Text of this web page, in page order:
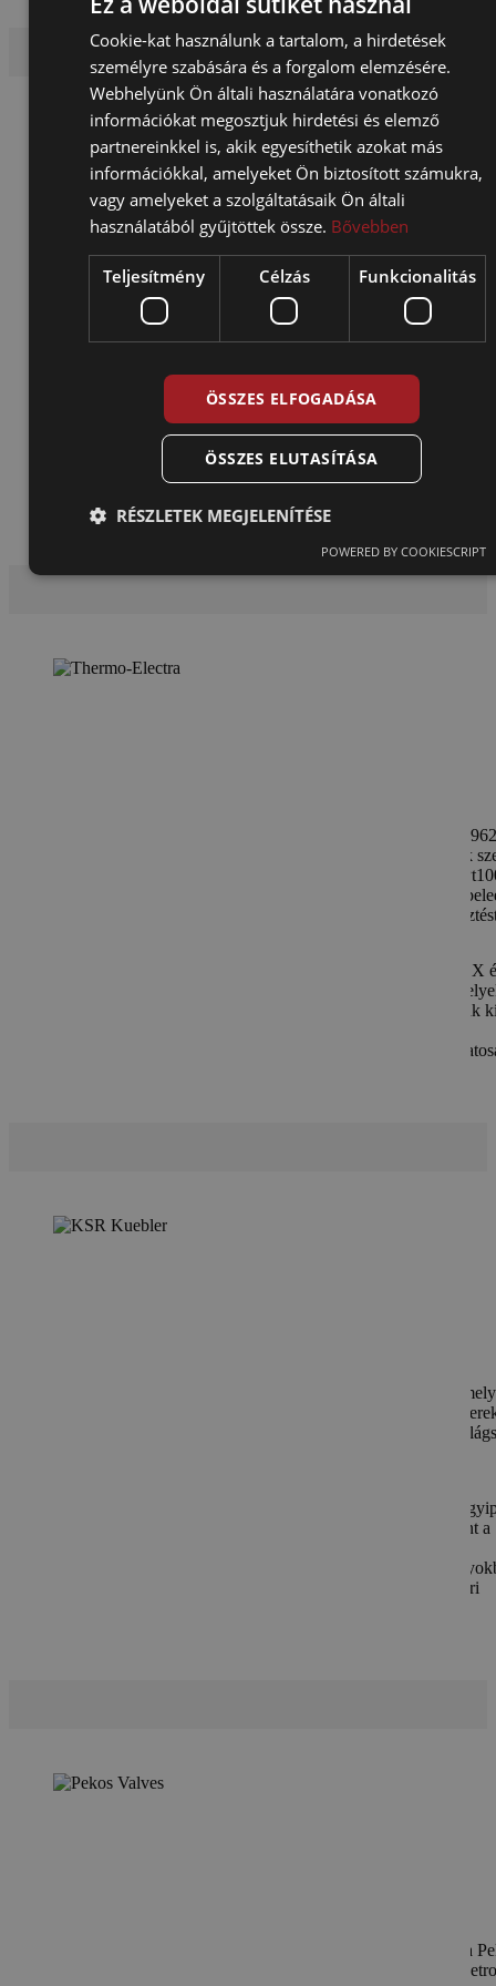
XOMOX
Az XOMOX gömbcsapok, pillangószelepek, kúposcsapok
pneumatikus működtetők terén kínál kiváló minőségű
Az 1956-ban alapított gyár első, és azóta is népszerű
Az évek során kínálatuk bővült felső kategóriás kétszeresen
háromszorosan excentrikus pillangószelepekkel,
teflon bevonatos szerelvényekkel. Ezek a megoldások
teljesítményt és megbízhatóságot nyújtanak különböző ipari
A Thermo-Electra egy független holland gyártó, amely
tervez és gyárt hőmérséklet-érzékelőket speciális igények
cég termékkínálata magában foglalja a termopárokat és
érzékelőket, amelyek számos iparágban alkalmazhatók,
a vegyipart, az olaj- és gázipart, valamint a kutatás-
A Thermo-Electra termékei között megtalálhatók az ATEX
IECEx tanúsítvánnyal rendelkező érzékelők veszélyes
valamint egyedi igényekre szabott megoldások. Az általuk
megbízhatóságukkal tűnnek ki, és széles körben
A KSR Kuebler szintmérő eszközöket gyártó vállalat,
folyamatipar számára biztosít megbízható és precíz
1962-ben alapított cég azóta a WIKA csoport tagja, és
A KSR Kuebler szintmérői kiválóan alkalmazhatók a
olaj- és gáziparban, élelmiszer- és italgyártásban, valamint a
szintmérők, különböző hőmérsékleti és
működnek, így széles körben használhatók különféle ipari
A Pekos Valves 1988 óta tervez és gyárt gömbcsapokat a
márkanév alatt, számos iparág, például a hajógyártás, a
Cookie-kat használunk a tartalom, a hirdetések
személyre szabására és a forgalom elemzésére.
Webhelyünk Ön általi használatára vonatkozó
információkat megosztjuk hirdetési és elemző
partnereinkkel is, akik egyesíthetik azokat más
információkkal, amelyeket Ön biztosított számukra,
vagy amelyeket a szolgáltatásaik Ön általi
használatából gyűjtöttek össze. Bővebben
Teljesítmény Célzás Funkcionalitás
ÖSSZES ELFOGADÁSA
ÖSSZES ELUTASÍTÁSA
RÉSZLETEK MEGJELENÍTÉSE
POWERED BY COOKIESCRIPT